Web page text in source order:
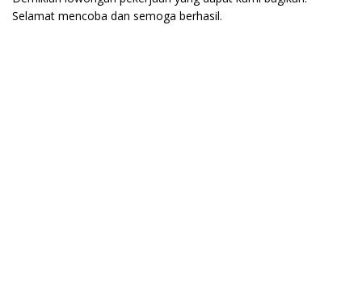
Selamat mencoba dan semoga berhasil.